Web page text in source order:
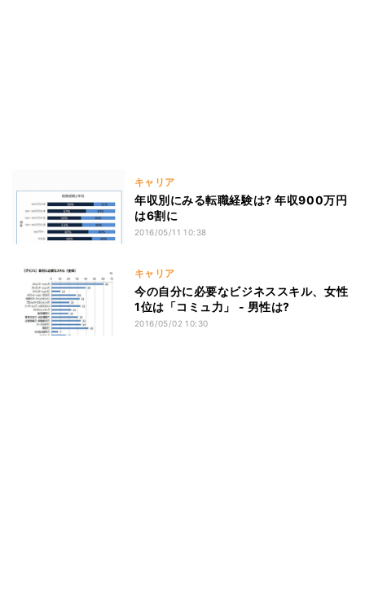
キャリア
年収別にみる転職経験は? 年収900万円
は6割に
2016/05/11 10:38
キャリア
今の自分に必要なビジネススキル、女性
1位は「コミュ力」 - 男性は?
2016/05/02 10:30